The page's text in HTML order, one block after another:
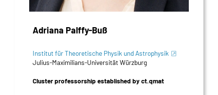
Adriana Palffy-Buß
Institut für Theoretische Physik und Astrophysik
Julius-Maximilians-Universität Würzburg
Cluster professorship established by ct.qmat